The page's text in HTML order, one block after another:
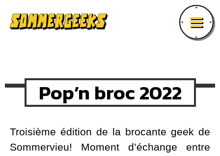
Pop’n broc 2022
Troisième édition de la brocante geek de
Sommervieu! Moment d’échange entre